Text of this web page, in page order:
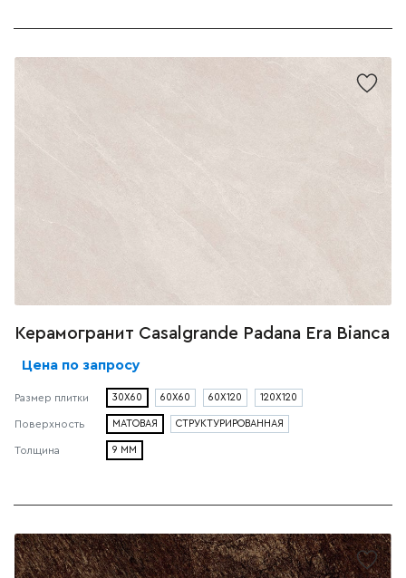
Керамогранит Casalgrande Padana Era Bianca
Цена по запросу
Размер плитки 30X60 60X60 60X120 120X120
Поверхность МАТОВАЯ СТРУКТУРИРОВАННАЯ
Толщина 9 ММ